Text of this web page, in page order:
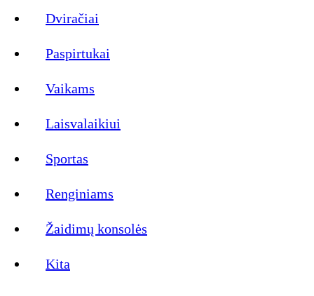
Dviračiai
Paspirtukai
Vaikams
Laisvalaikiui
Sportas
Renginiams
Žaidimų konsolės
Kita